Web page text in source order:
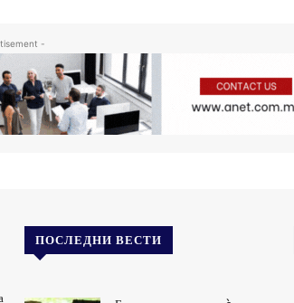
-
ПОСЛЕДНИ ВЕСТИ